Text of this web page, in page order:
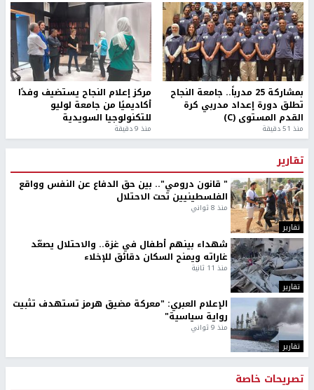
بمشاركة 25 مدرباً.. جامعة النجاح
تطلق دورة إعداد مدربي كرة
القدم المستوى (C)
منذ 51 دقيقة
مركز إعلام النجاح يستضيف وفدًا
أكاديميًا من جامعة لوليو
للتكنولوجيا السويدية
منذ 9 دقيقة
تقارير
تقارير
" قانون درومي".. بين حق الدفاع عن النفس وواقع
الفلسطينيين تحت الاحتلال
منذ 8 ثواني
تقارير
شهداء بينهم أطفال في غزة.. والاحتلال يصعّد
غاراته ويمنح السكان دقائق للإخلاء
منذ 11 ثانية
تقارير
الإعلام العبري: "معركة مضيق هرمز تستهدف تثبيت
رواية سياسية"
منذ 9 ثواني
تصريحات خاصة